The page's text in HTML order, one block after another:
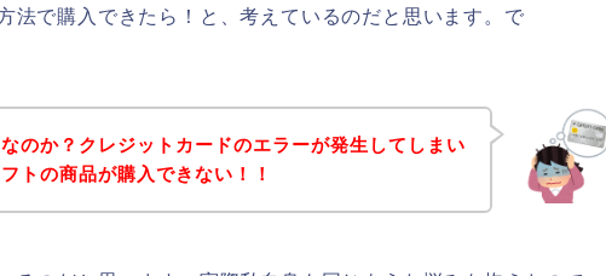
法で購入できたら！と、考えているのだと思います。で
のか？クレジットカードのエラーが発生してしまい
トの商品が購入できない！！